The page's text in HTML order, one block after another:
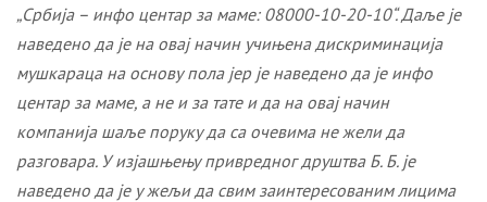
„Србија – инфо центар за маме: 08000-10-20-10“. Даље је
наведено да је на овај начин учињена дискриминација
мушкараца на основу пола јер је наведено да је инфо
центар за маме, а не и за тате и да на овај начин
компанија шаље поруку да са очевима не жели да
разговара. У изјашњењу привредног друштва Б. Б. је
наведено да је у жељи да свим заинтересованим лицима